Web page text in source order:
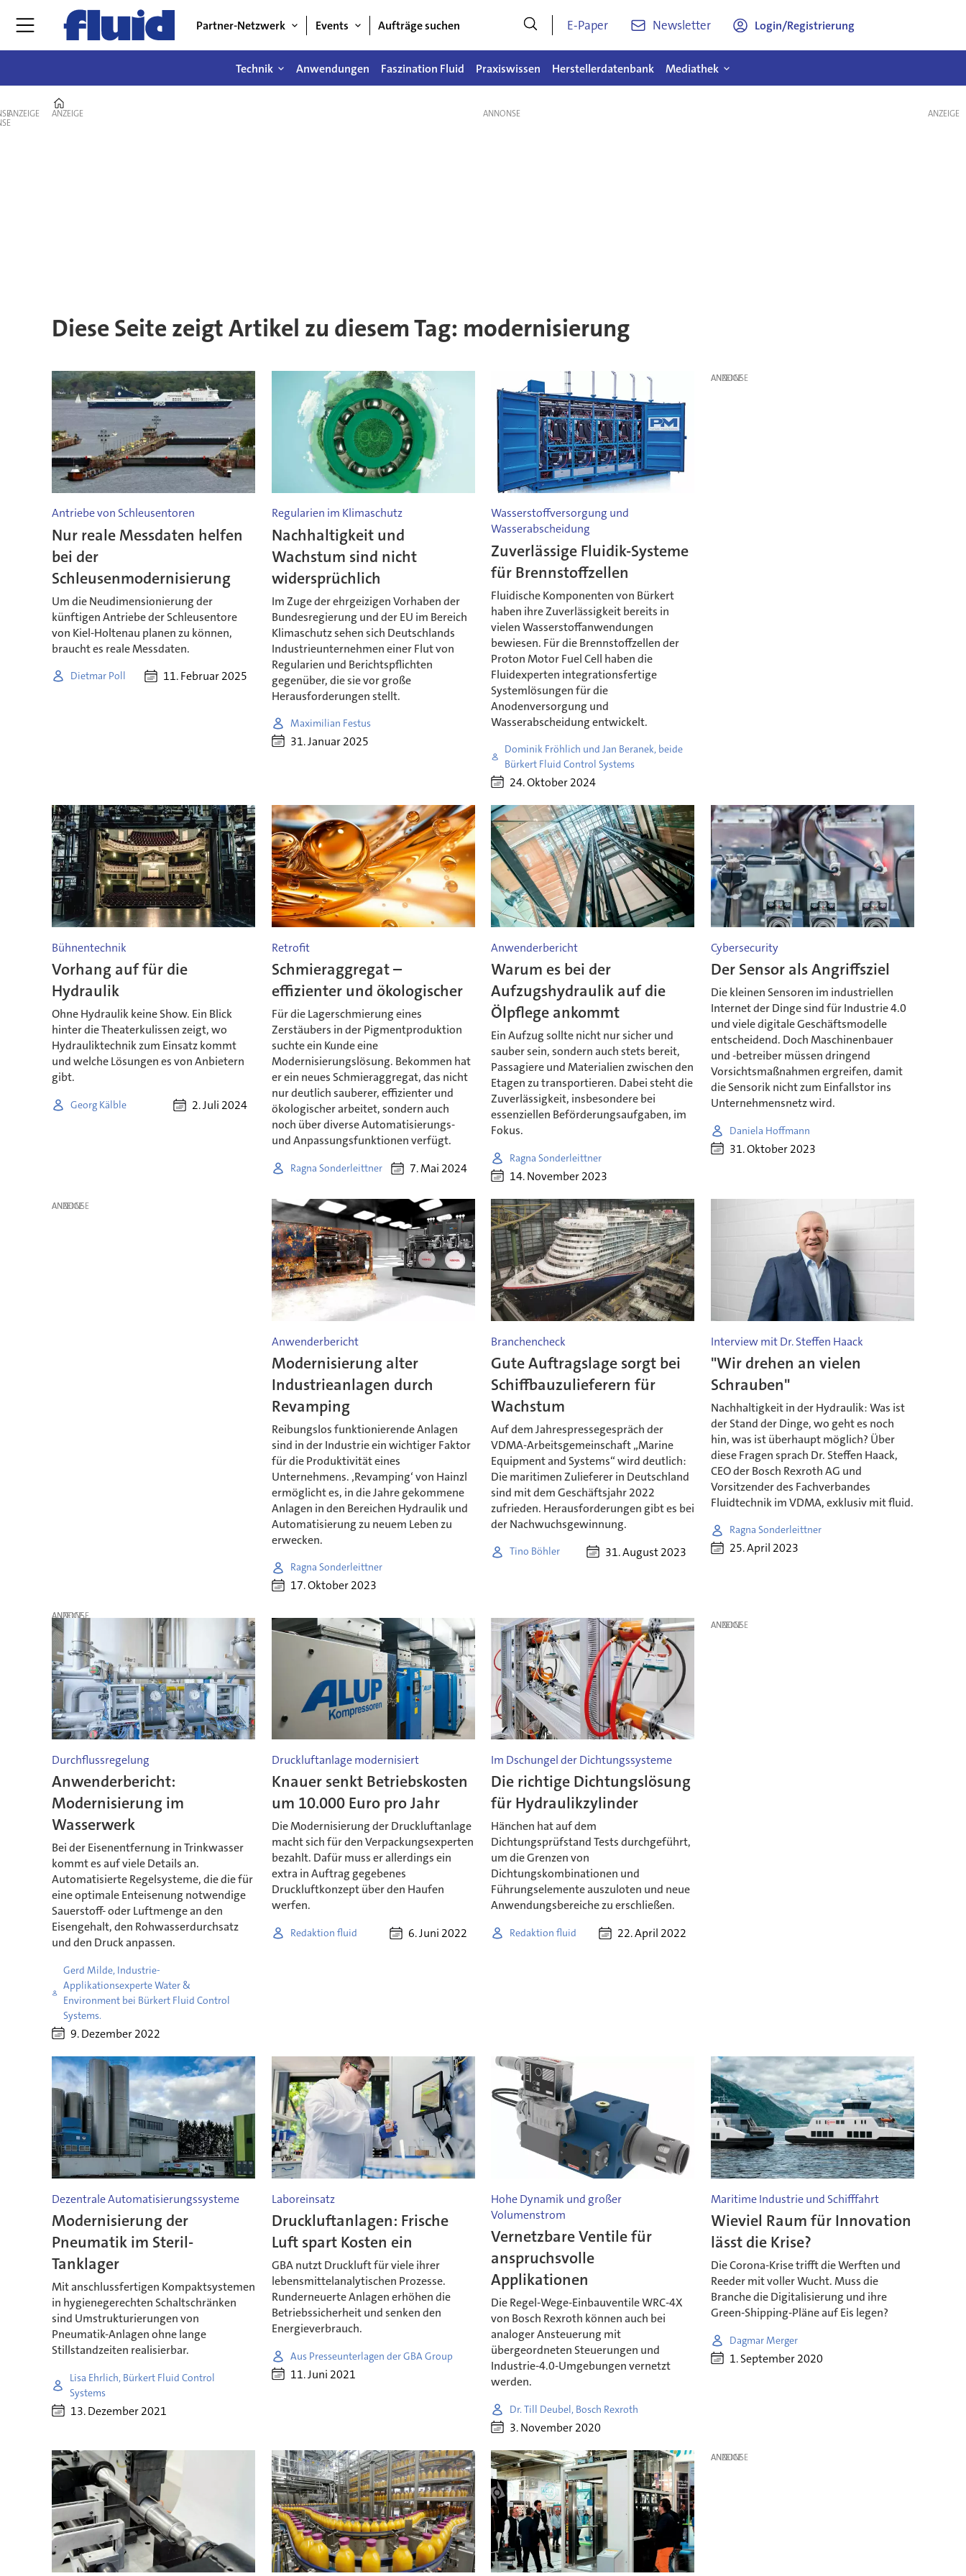
Partner-Netzwerk Events Aufträge suchen E-Paper Newsletter Login/Registrierung
Technik Anwendungen Faszination Fluid Praxiswissen Herstellerdatenbank Mediathek
ANZEIGE ANZEIGE
Diese Seite zeigt Artikel zu diesem Tag: modernisierung
Antriebe von Schleusentoren
Nur reale Messdaten helfen
bei der
Schleusenmodernisierung
Um die Neudimensionierung der
künftigen Antriebe der Schleusentore
von Kiel-Holtenau planen zu können,
braucht es reale Messdaten.
Dietmar Poll 11. Februar 2025
Regularien im Klimaschutz
Nachhaltigkeit und
Wachstum sind nicht
widersprüchlich
Im Zuge der ehrgeizigen Vorhaben der
Bundesregierung und der EU im Bereich
Klimaschutz sehen sich Deutschlands
Industrieunternehmen einer Flut von
Regularien und Berichtspflichten
gegenüber, die sie vor große
Herausforderungen stellt.
Maximilian Festus
31. Januar 2025
Wasserstoffversorgung und
Wasserabscheidung
Zuverlässige Fluidik-Systeme
für Brennstoffzellen
Fluidische Komponenten von Bürkert
haben ihre Zuverlässigkeit bereits in
vielen Wasserstoffanwendungen
bewiesen. Für die Brennstoffzellen der
Proton Motor Fuel Cell haben die
Fluidexperten integrationsfertige
Systemlösungen für die
Anodenversorgung und
Wasserabscheidung entwickelt.
Dominik Fröhlich und Jan Beranek, beide
Bürkert Fluid Control Systems
24. Oktober 2024
ANZEIGE
Bühnentechnik
Vorhang auf für die
Hydraulik
Ohne Hydraulik keine Show. Ein Blick
hinter die Theaterkulissen zeigt, wo
Hydrauliktechnik zum Einsatz kommt
und welche Lösungen es von Anbietern
gibt.
Georg Kälble 2. Juli 2024
Retrofit
Schmieraggregat –
effizienter und ökologischer
Für die Lagerschmierung eines
Zerstäubers in der Pigmentproduktion
suchte ein Kunde eine
Modernisierungslösung. Bekommen hat
er ein neues Schmieraggregat, das nicht
nur deutlich sauberer, effizienter und
ökologischer arbeitet, sondern auch
noch über diverse Automatisierungs-
und Anpassungsfunktionen verfügt.
Ragna Sonderleittner 7. Mai 2024
Anwenderbericht
Warum es bei der
Aufzugshydraulik auf die
Ölpflege ankommt
Ein Aufzug sollte nicht nur sicher und
sauber sein, sondern auch stets bereit,
Passagiere und Materialien zwischen den
Etagen zu transportieren. Dabei steht die
Zuverlässigkeit, insbesondere bei
essenziellen Beförderungsaufgaben, im
Fokus.
Ragna Sonderleittner
14. November 2023
Cybersecurity
Der Sensor als Angriffsziel
Die kleinen Sensoren im industriellen
Internet der Dinge sind für Industrie 4.0
und viele digitale Geschäftsmodelle
entscheidend. Doch Maschinenbauer
und -betreiber müssen dringend
Vorsichtsmaßnahmen ergreifen, damit
die Sensorik nicht zum Einfallstor ins
Unternehmensnetz wird.
Daniela Hoffmann
31. Oktober 2023
ANZEIGE
Anwenderbericht
Modernisierung alter
Industrieanlagen durch
Revamping
Reibungslos funktionierende Anlagen
sind in der Industrie ein wichtiger Faktor
für die Produktivität eines
Unternehmens. ‚Revamping‘ von Hainzl
ermöglicht es, in die Jahre gekommene
Anlagen in den Bereichen Hydraulik und
Automatisierung zu neuem Leben zu
erwecken.
Ragna Sonderleittner
17. Oktober 2023
Branchencheck
Gute Auftragslage sorgt bei
Schiffbauzulieferern für
Wachstum
Auf dem Jahrespressegespräch der
VDMA-Arbeitsgemeinschaft „Marine
Equipment and Systems“ wird deutlich:
Die maritimen Zulieferer in Deutschland
sind mit dem Geschäftsjahr 2022
zufrieden. Herausforderungen gibt es bei
der Nachwuchsgewinnung.
Tino Böhler 31. August 2023
Interview mit Dr. Steffen Haack
"Wir drehen an vielen
Schrauben"
Nachhaltigkeit in der Hydraulik: Was ist
der Stand der Dinge, wo geht es noch
hin, was ist überhaupt möglich? Über
diese Fragen sprach Dr. Steffen Haack,
CEO der Bosch Rexroth AG und
Vorsitzender des Fachverbandes
Fluidtechnik im VDMA, exklusiv mit fluid.
Ragna Sonderleittner
25. April 2023
ANZEIGE
Durchflussregelung
Anwenderbericht:
Modernisierung im
Wasserwerk
Bei der Eisenentfernung in Trinkwasser
kommt es auf viele Details an.
Automatisierte Regelsysteme, die die für
eine optimale Enteisenung notwendige
Sauerstoff- oder Luftmenge an den
Eisengehalt, den Rohwasserdurchsatz
und den Druck anpassen.
Gerd Milde, Industrie-
Applikationsexperte Water &
Environment bei Bürkert Fluid Control
Systems.
9. Dezember 2022
Druckluftanlage modernisiert
Knauer senkt Betriebskosten
um 10.000 Euro pro Jahr
Die Modernisierung der Druckluftanlage
macht sich für den Verpackungsexperten
bezahlt. Dafür muss er allerdings ein
extra in Auftrag gegebenes
Druckluftkonzept über den Haufen
werfen.
Redaktion fluid 6. Juni 2022
Im Dschungel der Dichtungssysteme
Die richtige Dichtungslösung
für Hydraulikzylinder
Hänchen hat auf dem
Dichtungsprüfstand Tests durchgeführt,
um die Grenzen von
Dichtungskombinationen und
Führungselemente auszuloten und neue
Anwendungsbereiche zu erschließen.
Redaktion fluid 22. April 2022
ANZEIGE
Dezentrale Automatisierungssysteme
Modernisierung der
Pneumatik im Steril-
Tanklager
Mit anschlussfertigen Kompaktsystemen
in hygienegerechten Schaltschränken
sind Umstrukturierungen von
Pneumatik-Anlagen ohne lange
Stillstandzeiten realisierbar.
Lisa Ehrlich, Bürkert Fluid Control
Systems
13. Dezember 2021
Laboreinsatz
Druckluftanlagen: Frische
Luft spart Kosten ein
GBA nutzt Druckluft für viele ihrer
lebensmittelanalytischen Prozesse.
Runderneuerte Anlagen erhöhen die
Betriebssicherheit und senken den
Energieverbrauch.
Aus Presseunterlagen der GBA Group
11. Juni 2021
Hohe Dynamik und großer
Volumenstrom
Vernetzbare Ventile für
anspruchsvolle
Applikationen
Die Regel-Wege-Einbauventile WRC-4X
von Bosch Rexroth können auch bei
analoger Ansteuerung mit
übergeordneten Steuerungen und
Industrie-4.0-Umgebungen vernetzt
werden.
Dr. Till Deubel, Bosch Rexroth
3. November 2020
Maritime Industrie und Schifffahrt
Wieviel Raum für Innovation
lässt die Krise?
Die Corona-Krise trifft die Werften und
Reeder mit voller Wucht. Muss die
Branche die Digitalisierung und ihre
Green-Shipping-Pläne auf Eis legen?
Dagmar Merger
1. September 2020
ANZEIGE
ANZEIGE